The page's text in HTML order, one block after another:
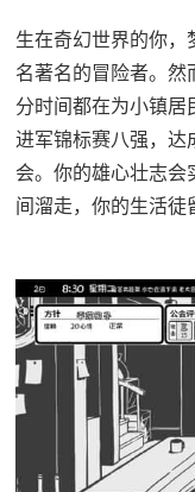
生在奇幻世界的你
名著名的冒险者。
分时间都在为小镇居
进军锦标赛八强，
会。你的雄心壮志
间溜走，你的生活徒